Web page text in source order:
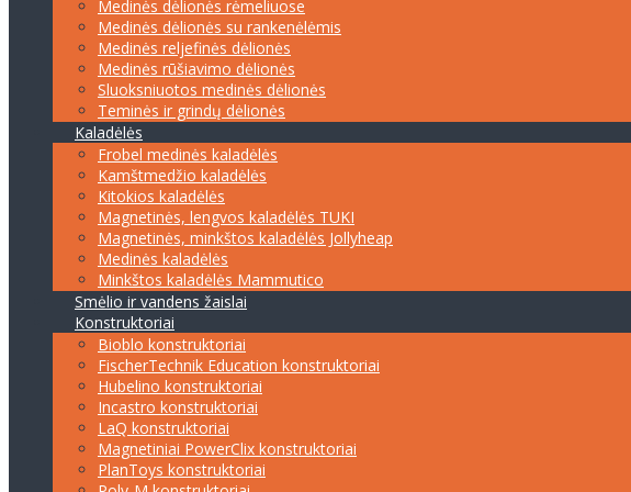
Medinės dėlionės rėmeliuose
Medinės dėlionės su rankenėlėmis
Medinės reljefinės dėlionės
Medinės rūšiavimo dėlionės
Sluoksniuotos medinės dėlionės
Teminės ir grindų dėlionės
Kaladėlės
Frobel medinės kaladėlės
Kamštmedžio kaladėlės
Kitokios kaladėlės
Magnetinės, lengvos kaladėlės TUKI
Magnetinės, minkštos kaladėlės Jollyheap
Medinės kaladėlės
Minkštos kaladėlės Mammutico
Smėlio ir vandens žaislai
Konstruktoriai
Bioblo konstruktoriai
FischerTechnik Education konstruktoriai
Hubelino konstruktoriai
Incastro konstruktoriai
LaQ konstruktoriai
Magnetiniai PowerClix konstruktoriai
PlanToys konstruktoriai